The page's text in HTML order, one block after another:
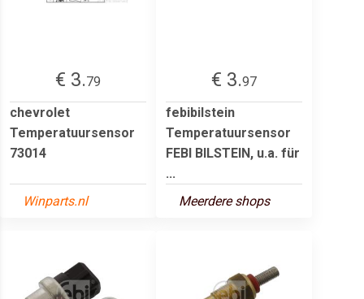
€ 3.79
chevrolet
Temperatuursensor
73014
Winparts.nl
€ 3.97
febibilstein
Temperatuursensor
FEBI BILSTEIN, u.a. für
...
Meerdere shops